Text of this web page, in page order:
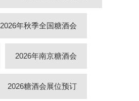
2026年秋季全国糖酒会
2026年南京糖酒会
2026糖酒会展位预订